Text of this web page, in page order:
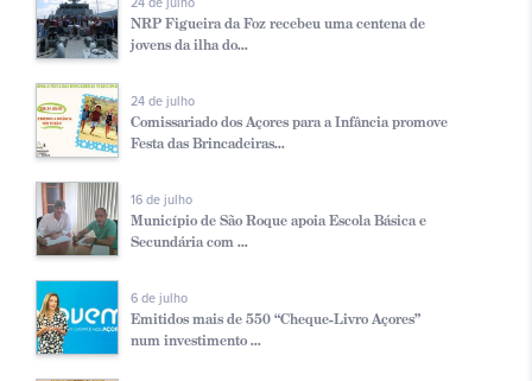
24 de julho
NRP Figueira da Foz recebeu uma centena de
jovens da ilha do...
24 de julho
Comissariado dos Açores para a Infância promove
Festa das Brincadeiras...
16 de julho
Município de São Roque apoia Escola Básica e
Secundária com ...
6 de julho
Emitidos mais de 550 “Cheque-Livro Açores”
num investimento ...